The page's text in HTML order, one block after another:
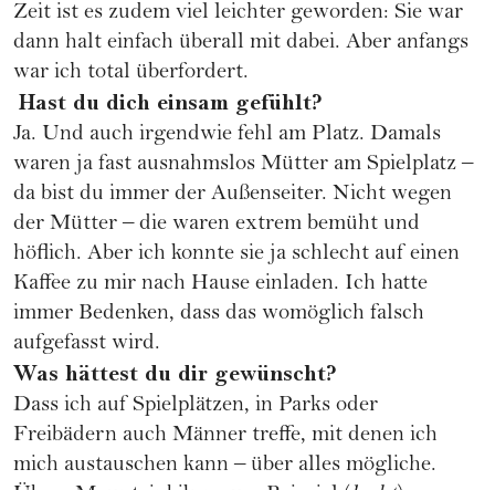
Zeit ist es zudem viel leichter geworden: Sie war
dann halt einfach überall mit dabei. Aber anfangs
war ich total überfordert.
Hast du dich einsam gefühlt?
Ja. Und auch irgendwie fehl am Platz. Damals
waren ja fast ausnahmslos Mütter am Spielplatz –
da bist du immer der Außenseiter. Nicht wegen
der Mütter – die waren extrem bemüht und
höflich. Aber ich konnte sie ja schlecht auf einen
Kaffee zu mir nach Hause einladen. Ich hatte
immer Bedenken, dass das womöglich falsch
aufgefasst wird.
Was hättest du dir gewünscht?
Dass ich auf Spielplätzen, in Parks oder
Freibädern auch Männer treffe, mit denen ich
mich austauschen kann – über alles mögliche.